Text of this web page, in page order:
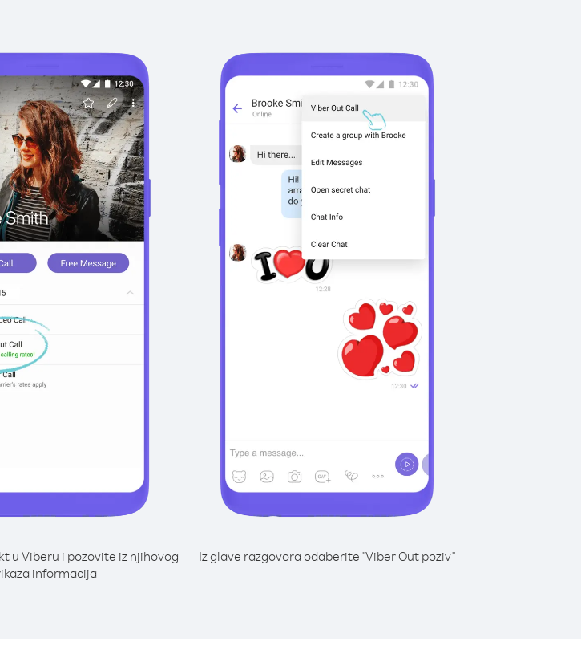
u Viberu i pozovite iz njihovog
informacija
Iz glave razgovora odaberite "Viber Out poziv"